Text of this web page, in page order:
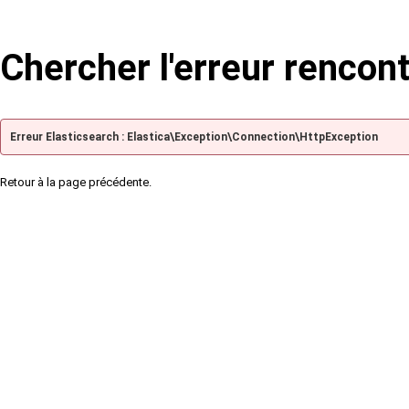
Chercher l'erreur
Erreur Elasticsearch : Elastica\Exception\Connection\HttpException
Retour à la page précédente.